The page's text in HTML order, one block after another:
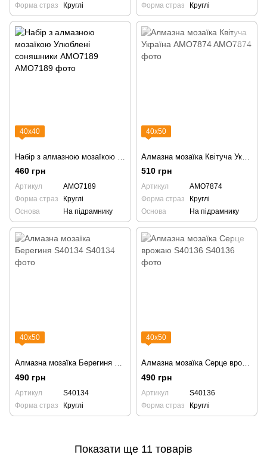
Форма страз
Круглі
Форма страз
Круглі
40х40
460 грн
Артикул
AMO7189
Форма страз
Круглі
Основа
На підрамнику
40х50
510 грн
Артикул
AMO7874
Форма страз
Круглі
Основа
На підрамнику
40х50
Алмазна мозаїка Берегиня S40134
490 грн
Артикул
S40134
Форма страз
Круглі
40х50
Алмазна мозаїка Серце врожаю S40136
490 грн
Артикул
S40136
Форма страз
Круглі
Показати ще 11 товарів